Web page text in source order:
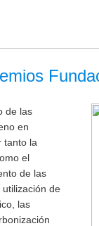
de las
en
tanto la
el
de las
de
las